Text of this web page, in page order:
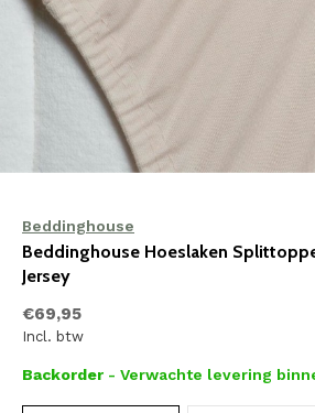
Beddinghouse
Beddinghouse Hoeslaken
Jersey
€69,95
Incl. btw
Backorder - Verwachte levering